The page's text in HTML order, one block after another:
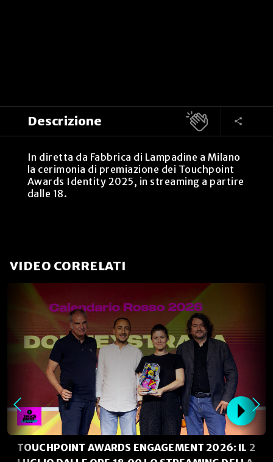
Descrizione
In diretta da Fabbrica di Lampadine a Milano
la cerimonia di premiazione dei Touchpoint
Awards Identity 2025, in streaming a partire
dalle 18.
VIDEO CORRELATI
TOUCHPOINT AWARDS ENGAGEMENT 2026: IL 2